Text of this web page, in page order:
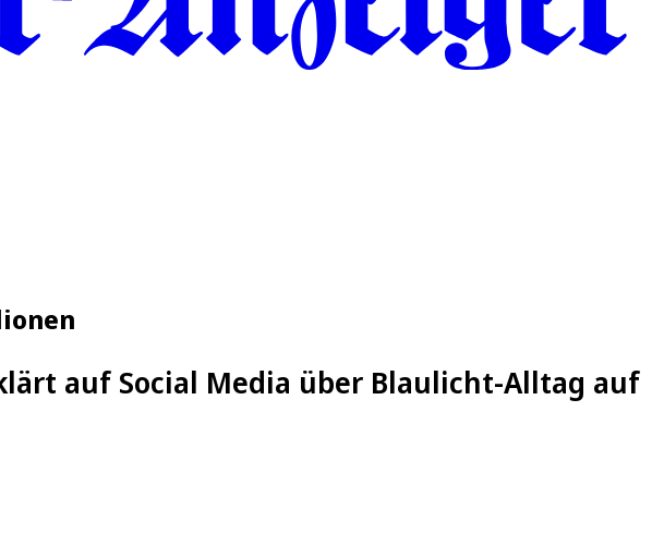
auf Social Media über Blaulicht-Alltag auf